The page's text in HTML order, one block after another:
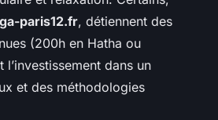
paris12.fr, détiennent des
(200h en Hatha ou
dans un
et des méthodologies